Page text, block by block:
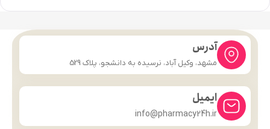
آدرس
مشهد، وکیل آباد، نرسیده به دانشجو، پلاک 529
ایمیل
info@pharmacy24h.ir